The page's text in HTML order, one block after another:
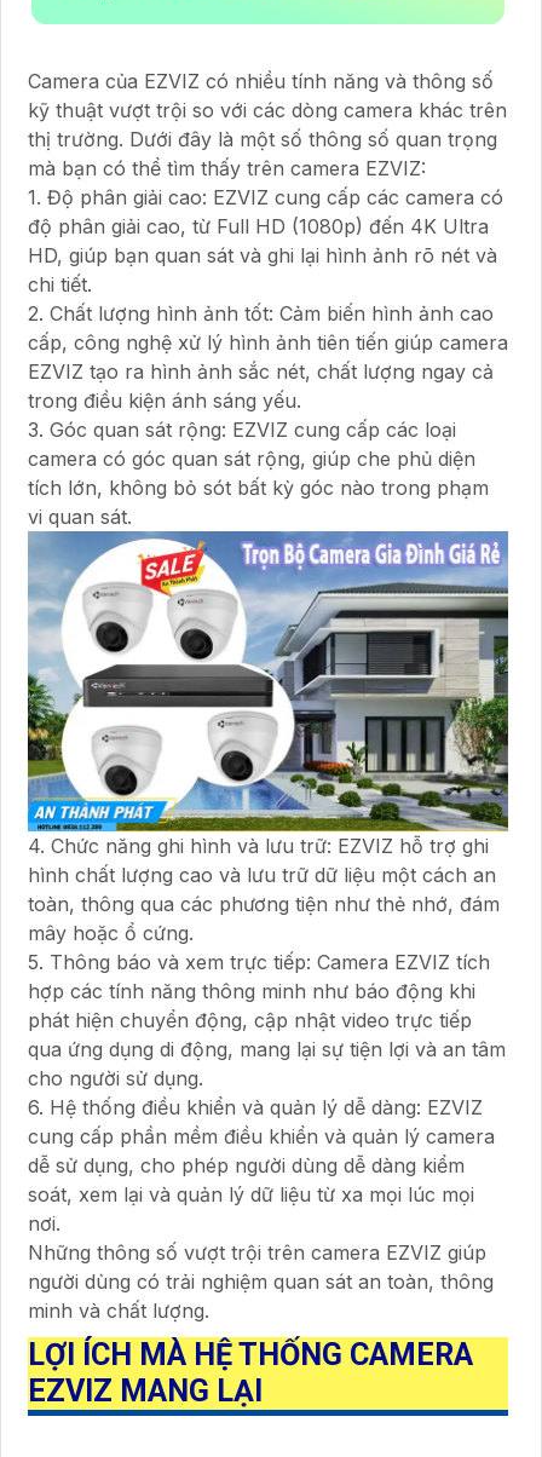
Camera của EZVIZ có nhiều tính năng và thông số
kỹ thuật vượt trội so với các dòng camera khác trên
thị trường. Dưới đây là một số thông số quan trọng
mà bạn có thể tìm thấy trên camera EZVIZ:
1. Độ phân giải cao: EZVIZ cung cấp các camera có
độ phân giải cao, từ Full HD (1080p) đến 4K Ultra
HD, giúp bạn quan sát và ghi lại hình ảnh rõ nét và
chi tiết.
2. Chất lượng hình ảnh tốt: Cảm biến hình ảnh cao
cấp, công nghệ xử lý hình ảnh tiên tiến giúp camera
EZVIZ tạo ra hình ảnh sắc nét, chất lượng ngay cả
trong điều kiện ánh sáng yếu.
3. Góc quan sát rộng: EZVIZ cung cấp các loại
camera có góc quan sát rộng, giúp che phủ diện
tích lớn, không bỏ sót bất kỳ góc nào trong phạm
vi quan sát.
4. Chức năng ghi hình và lưu trữ: EZVIZ hỗ trợ ghi
hình chất lượng cao và lưu trữ dữ liệu một cách an
toàn, thông qua các phương tiện như thẻ nhớ, đám
mây hoặc ổ cứng.
5. Thông báo và xem trực tiếp: Camera EZVIZ tích
hợp các tính năng thông minh như báo động khi
phát hiện chuyển động, cập nhật video trực tiếp
qua ứng dụng di động, mang lại sự tiện lợi và an tâm
cho người sử dụng.
6. Hệ thống điều khiển và quản lý dễ dàng: EZVIZ
cung cấp phần mềm điều khiển và quản lý camera
dễ sử dụng, cho phép người dùng dễ dàng kiểm
soát, xem lại và quản lý dữ liệu từ xa mọi lúc mọi
nơi.
Những thông số vượt trội trên camera EZVIZ giúp
người dùng có trải nghiệm quan sát an toàn, thông
minh và chất lượng.
LỢI ÍCH MÀ HỆ THỐNG CAMERA
EZVIZ MANG LẠI